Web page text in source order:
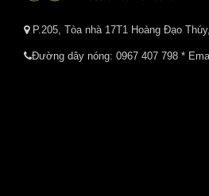
P.205, Tòa nhà 17T1 Hoàng Đạo
Đường dây nóng: 0967 407 798 *